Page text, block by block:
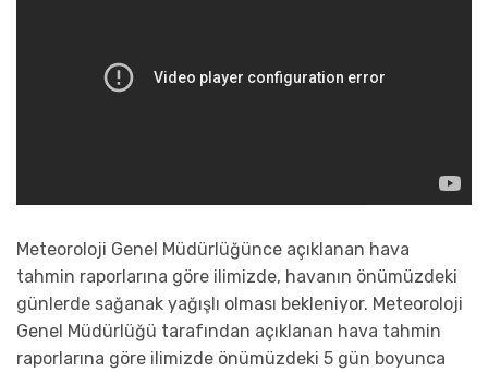
Meteoroloji Genel Müdürlüğünce açıklanan hava
tahmin raporlarına göre ilimizde, havanın önümüzdeki
günlerde sağanak yağışlı olması bekleniyor. ​Meteoroloji
Genel Müdürlüğü tarafından açıklanan hava tahmin
raporlarına göre ilimizde önümüzdeki 5 gün boyunca